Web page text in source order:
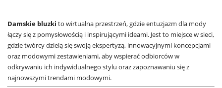
Damskie bluzki to wirtualna przestrzeń, gdzie entuzjazm dla mody
łączy się z pomysłowością i inspirującymi ideami. Jest to miejsce w sieci,
gdzie twórcy dzielą się swoją ekspertyzą, innowacyjnymi koncepcjami
oraz modowymi zestawieniami, aby wspierać odbiorców w
odkrywaniu ich indywidualnego stylu oraz zapoznawaniu się z
najnowszymi trendami modowymi.